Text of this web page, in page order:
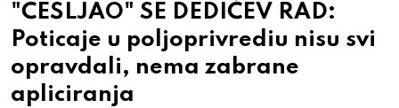
"ČEŠLJAO" SE DEDIĆEV RAD:
Poticaje u poljoprivrediu nisu svi
opravdali, nema zabrane
apliciranja